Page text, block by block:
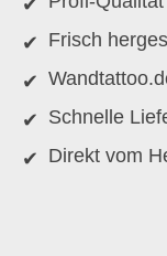
Frisch
Schnelle
Direkt vom